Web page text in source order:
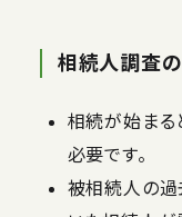
相続人調査
相続が始まる
必要です。
被相続人の過